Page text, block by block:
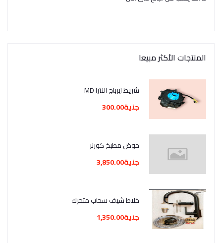
المنتجات الأكثر مبيعا
شريط ايرباج النترا MD
جنية300.00
حوض مطبخ كورنر
جنية3,850.00
خلاط شيف سحاب متحرك
جنية1,350.00